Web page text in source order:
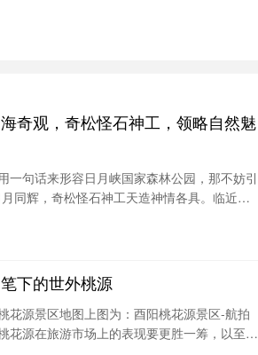
湖中畅游，天鹅栖息在湖面上，静谧
奇观，奇松怪石神工，领略自然魅
一句话来形容日月峡国家森林公园，那不妨引
同辉，奇松怪石神工天造神情各具。临近落
下的世外桃源
花源景区地图上图为：酉阳桃花源景区-航拍
花源在旅游市场上的表现要更胜一筹，以至于